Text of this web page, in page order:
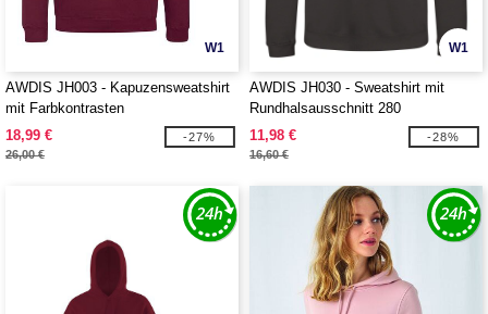
W1
AWDIS JH003 - Kapuzensweatshirt
mit Farbkontrasten
18,99 €
26,00 €
-27%
W1
AWDIS JH030 - Sweatshirt mit
Rundhalsausschnitt 280
11,98 €
16,60 €
-28%